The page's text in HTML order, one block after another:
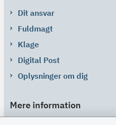
Dit ansvar
Fuldmagt
Klage
Digital Post
Oplysninger om dig
Mere information